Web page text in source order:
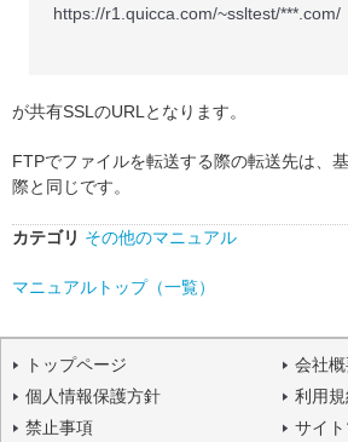
https://r1.quicca.com/~ssltest/***.com/
が共有SSLのURLとなります。
FTPでファイルを転送する際の転送先は、
際と同じです。
カテゴリ その他のマニュアル
マニュアルトップ（一覧）
トップページ
会社
個人情報保護方針
利用規
禁止事項
サイ